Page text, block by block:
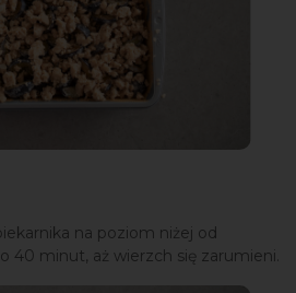
na poziom niżej od
40 minut, aż wierzch się zarumieni.